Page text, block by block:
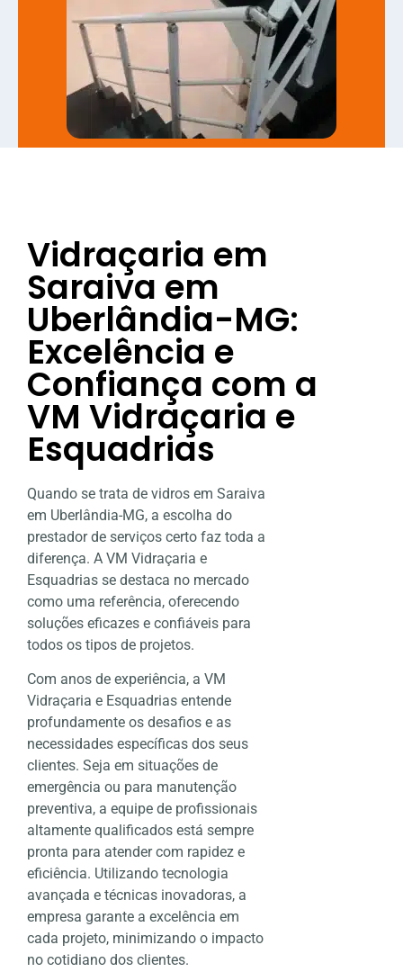
Vidraçaria em
Saraiva em
Uberlândia-MG:
Excelência e
Confiança com a
VM Vidraçaria e
Esquadrias
Quando se trata de vidros em Saraiva
em Uberlândia-MG, a escolha do
prestador de serviços certo faz toda a
diferença. A VM Vidraçaria e
Esquadrias se destaca no mercado
como uma referência, oferecendo
soluções eficazes e confiáveis para
todos os tipos de projetos.
Com anos de experiência, a VM
Vidraçaria e Esquadrias entende
profundamente os desafios e as
necessidades específicas dos seus
clientes. Seja em situações de
emergência ou para manutenção
preventiva, a equipe de profissionais
altamente qualificados está sempre
pronta para atender com rapidez e
eficiência. Utilizando tecnologia
avançada e técnicas inovadoras, a
empresa garante a excelência em
cada projeto, minimizando o impacto
no cotidiano dos clientes.